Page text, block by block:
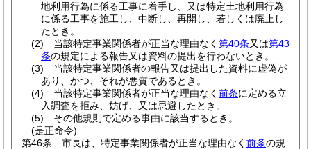
地利用行為に係る工事に着手し、又は特定土地利用行為
に係る工事を施工し、中断し、再開し、若しくは廃止し
たとき。
(2)
当該特定事業関係者が正当な理由なく 第40条又は第43
条の規定による報告又は資料の提出を行わないとき。
(3)
当該特定事業関係者の報告又は提出した資料に虚偽が
あり、かつ、それが悪質であるとき。
(4)
当該特定事業関係者が正当な理由なく 前条に定める立
入調査を拒み、妨げ、又は忌避したとき。
(5)
その他規則で定める事由に該当するとき。
(是正命令)
第46条
市長は、特定事業関係者が正当な理由なく 前条の規